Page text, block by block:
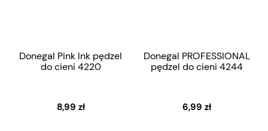
Donegal Pink Ink pędzel
do cieni 4220
8,99 zł
Donegal PROFESSIONAL
pędzel do cieni 4244
6,99 zł